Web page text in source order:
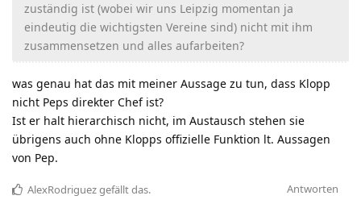
zuständig ist (wobei wir uns Leipzig momentan ja
eindeutig die wichtigsten Vereine sind) nicht mit ihm
zusammensetzen und alles aufarbeiten?
was genau hat das mit meiner Aussage zu tun, dass Klopp
nicht Peps direkter Chef ist?
Ist er halt hierarchisch nicht, im Austausch stehen sie
übrigens auch ohne Klopps offizielle Funktion lt. Aussagen
von Pep.
Antworten
AlexRodriguezgefällt das.